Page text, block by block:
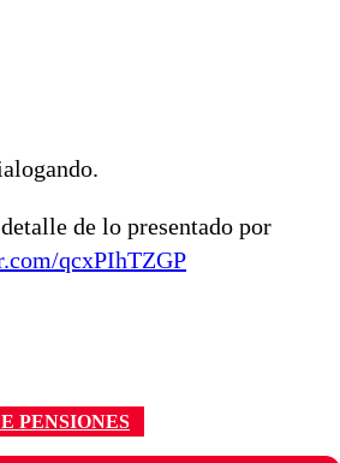
de lo presentado por
qcxPIhTZGP
PENSIONES